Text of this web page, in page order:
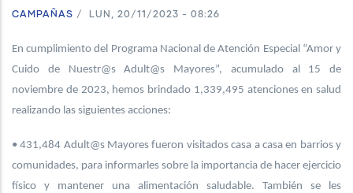
CAMPAÑAS / LUN, 20/11/2023 - 08:26
En cumplimiento del Programa Nacional de Atención Especial “Amor y
Cuido de Nuestr@s Adult@s Mayores”, acumulado al 15 de
noviembre de 2023, hemos brindado 1,339,495 atenciones en salud
realizando las siguientes acciones:
• 431,484 Adult@s Mayores fueron visitados casa a casa en barrios y
comunidades, para informarles sobre la importancia de hacer ejercicio
físico y mantener una alimentación saludable. También se les